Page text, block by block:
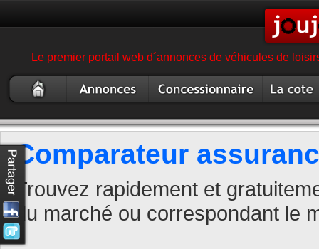
Le premier portail web d´annonces de véhicules de
occasion
scooter
garage magasin
scooter
Comparateur
Trouvez rapidement et
du marché ou correspondant le